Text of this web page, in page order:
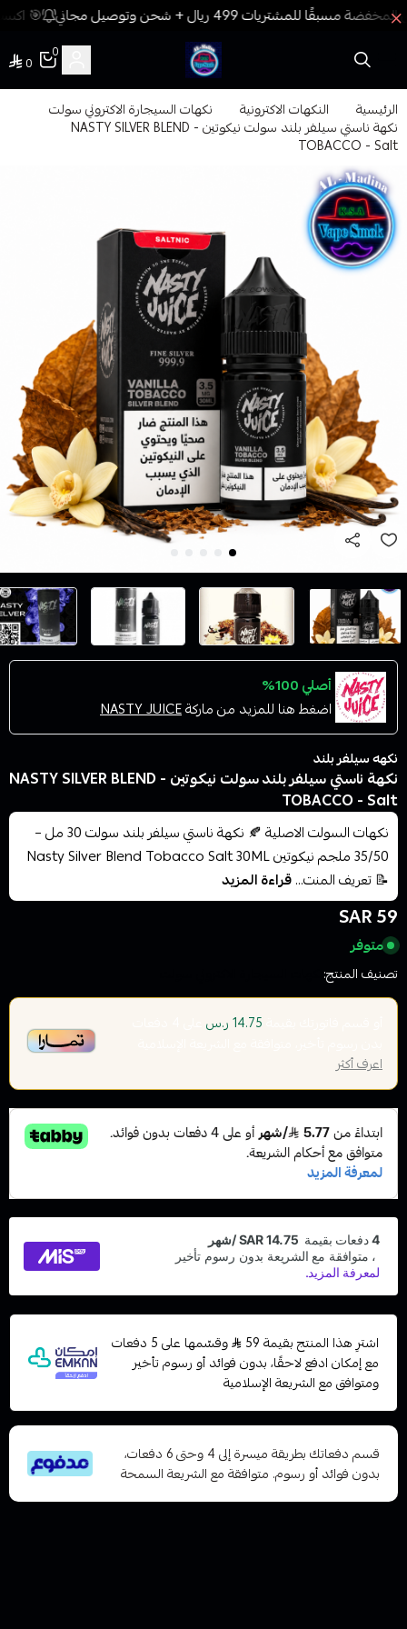
🎯
فيب المدينة
0
0
الرئيسية النكهات الاكترونية نكهات السيجارة الاكتروني سولت
نكهة ناستي سيلفر بلند سولت نيكوتين - NASTY SILVER BLEND
TOBACCO - Salt
أصلي 100%
اضغط هنا للمزيد من ماركةNASTY JUICE
نكهه سيلفر بلند
نكهة ناستي سيلفر بلند سولت نيكوتين - NASTY SILVER BLEND
TOBACCO - Salt
نكهات السولت الاصلية 🍂 نكهة ناستي سيلفر بلند سولت 30 مل –
35/50 ملجم نيكوتين Nasty Silver Blend Tobacco Salt 30ML
📝 تعريف المنت...قراءة المزيد
59 SAR
متوفر
تصنيف المنتج:
14.75 ر.س
اعرف أكثر
اشترِ هذا المنتج بقيمة 59
وقسّمها على 5 دفعات
مع إمكان ادفع لاحقًا، بدون فوائد أو رسوم تأخير
ومتوافق مع الشريعة الإسلامية
قسم دفعاتك بطريقة ميسرة إلى 4 وحتى 6 دفعات،
بدون فوائد أو رسوم. متوافقة مع الشريعة السمحة